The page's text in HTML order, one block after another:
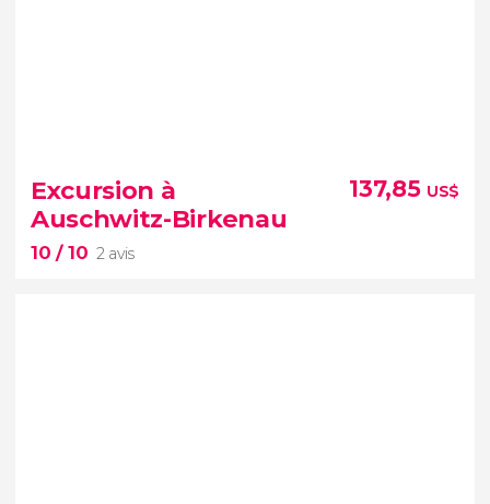
mines de sel de Wieliczka
cathédrales sculptées
Excursion à
Auschwitz-Birkenau
10/ 10 2 avis
137,85 US$